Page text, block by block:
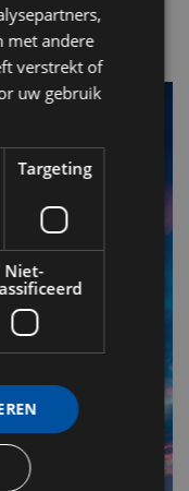
met andere
verstrekt of
uw gebruik
Targeting
Niet-